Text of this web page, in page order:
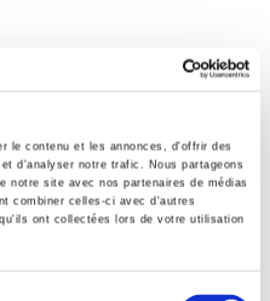
le contenu et les annonces, d'offrir des
d'analyser notre trafic. Nous partageons
notre site avec nos partenaires de médias
combiner celles-ci avec d'autres
ont collectées lors de votre utilisation
>Gouvernances